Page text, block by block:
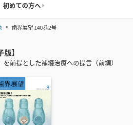
初めての方へ
歯界展望 140巻2号
】
前提とした補綴治療への提言（前編）